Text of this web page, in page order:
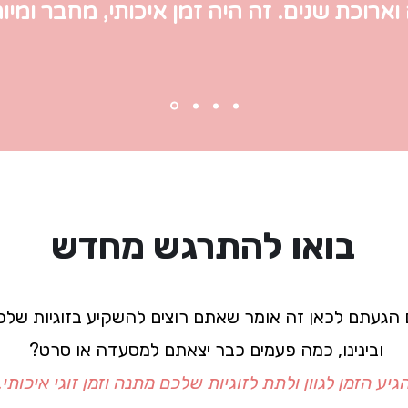
שנים. זה היה זמן איכותי, מחבר
בואו להתרגש מחדש
הגעתם לכאן זה אומר שאתם רוצים להשקיע בזוגיות
ובינינו, כמה פעמים כבר יצאתם למסעדה או סרט?
הזמן לגוון ולתת לזוגיות שלכם מתנה וזמן זוגי